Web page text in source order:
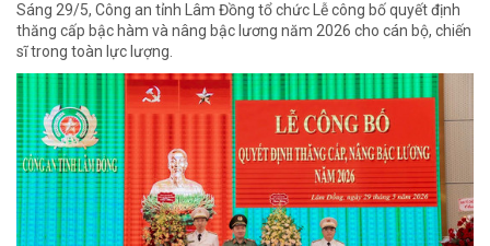
Sáng 29/5, Công an tỉnh Lâm Đồng tổ chức Lễ công bố quyết định
thăng cấp bậc hàm và nâng bậc lương năm 2026 cho cán bộ, chiến
sĩ trong toàn lực lượng.